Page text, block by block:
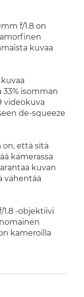
f/1.8 on
kuvaa
33% isomman
videokuva
de-squeeze
että sitä
kamerassa
kuvan
vähentää
1.8 -objektiivi
kameroilla